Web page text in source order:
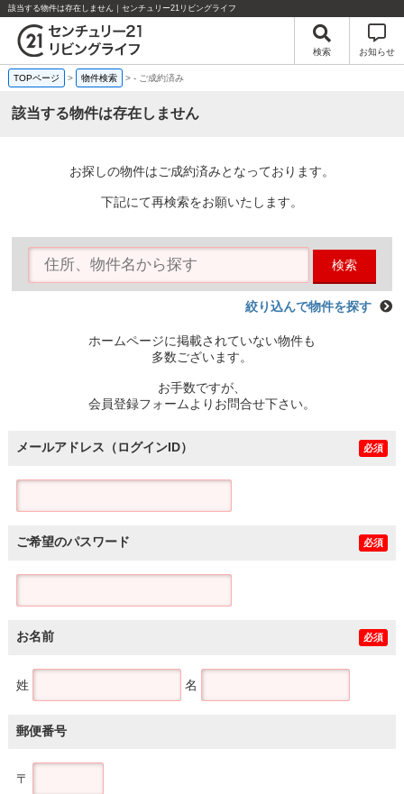
該当する物件は存在しません｜センチュリー21リビングライフ
検索 お知らせ
TOPページ > 物件検索 >- ご成約済み
該当する物件は存在しません
お探しの物件はご成約済みとなっております。
下記にて再検索をお願いたします。
検索
絞り込んで物件を探す
ホームページに掲載されていない物件も
多数ございます。
お手数ですが、
会員登録フォームよりお問合せ下さい。
メールアドレス（ログインID） 必須
ご希望のパスワード 必須
お名前 必須
姓 名
郵便番号
〒